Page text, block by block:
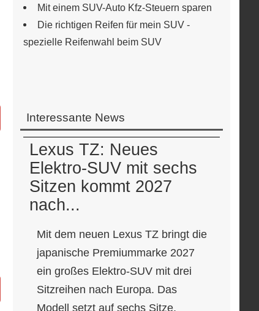
Mit einem SUV-Auto Kfz-Steuern sparen
Die richtigen Reifen für mein SUV -
spezielle Reifenwahl beim SUV
Interessante News
Lexus TZ: Neues
Elektro-SUV mit sechs
Sitzen kommt 2027
nach...
Mit dem neuen Lexus TZ bringt die
japanische Premiummarke 2027
ein großes Elektro-SUV mit drei
Sitzreihen nach Europa. Das
Modell setzt auf sechs Sitze,